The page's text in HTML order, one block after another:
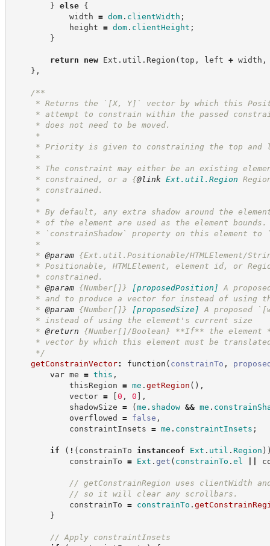
} else
{
width = dom. clientWidth ;
height = dom. clientHeight ;
}
return new Ext . util . Region (top , left + width ,
} ,
/**
* Returns the `[X, Y]` vector by which this
* attempt to constrain within the passed
* does not need to be moved.
*
* Priority is given to constraining the top and
*
* The constraint may either be an existing
* constrained, or a {@link Ext.util.Region
* constrained.
*
* By default, any extra shadow around the
* of the element are used as the element bounds.
* `constrainShadow` property on this element to
*
* @param {Ext.util.Positionable/HTMLElement/
* Positionable, HTMLElement, element id, or
* constrained.
* @param {Number[]} [proposedPosition]
A
* and to produce a vector for instead of using
* @param {Number[]} [proposedSize]
A proposed
* instead of using the element's current size
* @return {Number[]/Boolean} **If** the element
* vector by which this element must be
*/
getConstrainVector: function ( constrainTo ,
var me = this ,
thisRegion = me . getRegion ( ) ,
vector = [0 , 0 ] ,
shadowSize = (me . shadow && me .
overflowed = false ,
constraintInsets = me . constraintInsets ;
if ( ! ( constrainTo instanceof Ext . util . Region )
constrainTo = Ext . get ( constrainTo . el
// getConstrainRegion uses clientWidth
// so it will clear any scrollbars.
constrainTo = constrainTo .
}
// Apply constraintInsets